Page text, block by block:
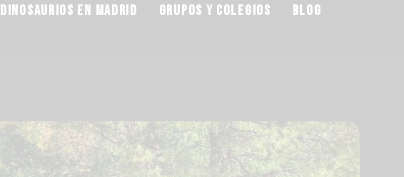
DINOSAURIOS EN MADRID GRUPOS Y COLEGIOS BLOG